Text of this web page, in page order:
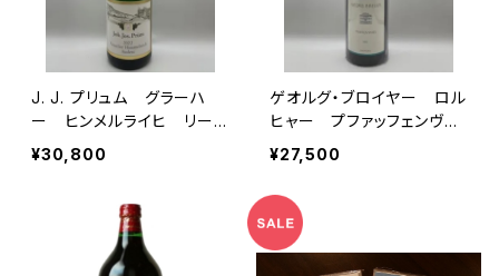
J. J. プリュム グラーハ
ー ヒンメルライヒ リース
リング アウスレーゼ ゴ
ールドカプセル 2022
¥30,800
ゲオルグ・ブロイヤー ロル
ヒャー プファッフェンヴィ
ース リースリング 2022
¥27,500